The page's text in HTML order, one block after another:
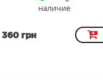
360 грн
наличие